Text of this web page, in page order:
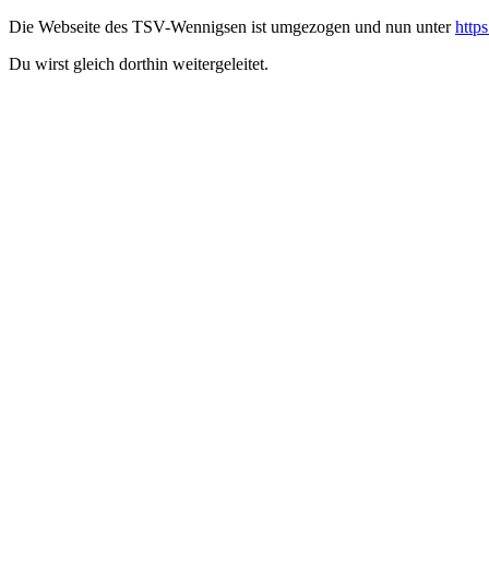
Die Webseite des TSV-Wennigsen ist umgezogen und nun unter
Du wirst gleich dorthin weitergeleitet.